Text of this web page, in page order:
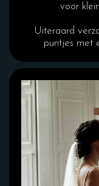
voor
Uiteraard
puntjes met